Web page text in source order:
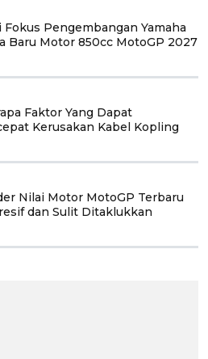
Fokus Pengembangan Yamaha
Baru Motor 850cc MotoGP 2027
Faktor Yang Dapat
Kerusakan Kabel Kopling
Nilai Motor MotoGP Terbaru
dan Sulit Ditaklukkan